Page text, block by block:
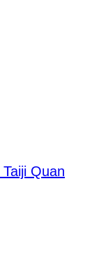
Quan